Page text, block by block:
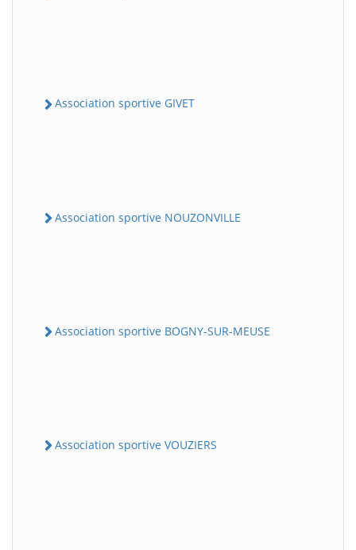
Association sportive GIVET
Association sportive NOUZONVILLE
Association sportive BOGNY-SUR-MEUSE
Association sportive VOUZIERS